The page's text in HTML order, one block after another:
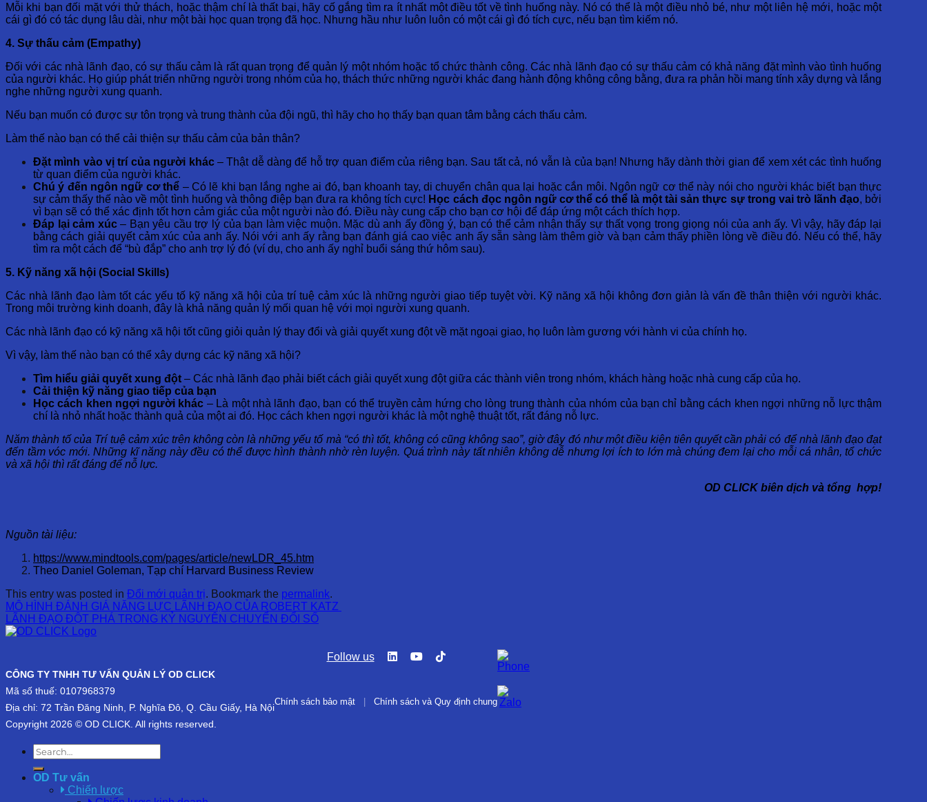
Mỗi khi bạn đối mặt với thử thách, hoặc thậm chí là thất bại, hãy cố gắng tìm ra ít nhất một điều tốt về tình huống này. Nó có thể là một điều nhỏ bé, như một liên hệ mới, hoặc một
cái gì đó có tác dụng lâu dài, như một bài học quan trọng đã học. Nhưng hầu như luôn luôn có một cái gì đó tích cực, nếu bạn tìm kiếm nó.
4. Sự thấu cảm (Empathy)
Đối với các nhà lãnh đạo, có sự thấu cảm là rất quan trọng để quản lý một nhóm hoặc tổ chức thành công. Các nhà lãnh đạo có sự thấu cảm có khả năng đặt mình vào tình huống
của người khác. Họ giúp phát triển những người trong nhóm của họ, thách thức những người khác đang hành động không công bằng, đưa ra phản hồi mang tính xây dựng và lắng
nghe những người xung quanh.
Nếu bạn muốn có được sự tôn trọng và trung thành của đội ngũ, thì hãy cho họ thấy bạn quan tâm bằng cách thấu cảm.
Làm thế nào bạn có thể cải thiện sự thấu cảm của bản thân?
Đặt mình vào vị trí của người khác – Thật dễ dàng để hỗ trợ quan điểm của riêng bạn. Sau tất cả, nó vẫn là của bạn! Nhưng hãy dành thời gian để xem xét các tình huống
từ quan điểm của người khác.
Chú ý đến ngôn ngữ cơ thể – Có lẽ khi bạn lắng nghe ai đó, bạn khoanh tay, di chuyển chân qua lại hoặc cắn môi. Ngôn ngữ cơ thể này nói cho người khác biết bạn thực
sự cảm thấy thế nào về một tình huống và thông điệp bạn đưa ra không tích cực! Học cách đọc ngôn ngữ cơ thể có thể là một tài sản thực sự trong vai trò lãnh đạo, bởi
vì bạn sẽ có thể xác định tốt hơn cảm giác của một người nào đó. Điều này cung cấp cho bạn cơ hội để đáp ứng một cách thích hợp.
Đáp lại cảm xúc– Bạn yêu cầu trợ lý của bạn làm việc muộn. Mặc dù anh ấy đồng ý, bạn có thể cảm nhận thấy sự thất vọng trong giọng nói của anh ấy. Vì vậy, hãy đáp lại
bằng cách giải quyết cảm xúc của anh ấy. Nói với anh ấy rằng bạn đánh giá cao việc anh ấy sẵn sàng làm thêm giờ và bạn cảm thấy phiền lòng về điều đó. Nếu có thể, hãy
tìm ra một cách để “bù đắp” cho anh trợ lý đó (ví dụ, cho anh ấy nghỉ buổi sáng thứ hôm sau).
5. Kỹ năng xã hội (Social Skills)
Các nhà lãnh đạo làm tốt các yếu tố kỹ năng xã hội của trí tuệ cảm xúc là những người giao tiếp tuyệt vời. Kỹ năng xã hội không đơn giản là vấn đề thân thiện với người khác.
Trong môi trường kinh doanh, đây là khả năng quản lý mối quan hệ với mọi người xung quanh.
Các nhà lãnh đạo có kỹ năng xã hội tốt cũng giỏi quản lý thay đổi và giải quyết xung đột về mặt ngoại giao, họ luôn làm gương với hành vi của chính họ.
Vì vậy, làm thế nào bạn có thể xây dựng các kỹ năng xã hội?
Tìm hiểu giải quyết xung đột – Các nhà lãnh đạo phải biết cách giải quyết xung đột giữa các thành viên trong nhóm, khách hàng hoặc nhà cung cấp của họ.
Cải thiện kỹ năng giao tiếp của bạn
Học cách khen ngợi người khác – Là một nhà lãnh đạo, bạn có thể truyền cảm hứng cho lòng trung thành của nhóm của bạn chỉ bằng cách khen ngợi những nỗ lực thậm
chí là nhỏ nhất hoặc thành quả của một ai đó. Học cách khen ngợi người khác là một nghệ thuật tốt, rất đáng nỗ lực.
Năm thành tố của Trí tuệ cảm xúc trên không còn là những yếu tố mà “có thì tốt, không có cũng không sao”, giờ đây đó như một điều kiện tiên quyết cần phải có để nhà lãnh đạo đạt
đến tầm vóc mới. Những kĩ năng này đều có thể được hình thành nhờ rèn luyện. Quá trình này tất nhiên không dễ nhưng lợi ích to lớn mà chúng đem lại cho mỗi cá nhân, tổ chức
và xã hội thì rất đáng để nỗ lực.
OD CLICK biên dịch và tổng hợp!
Nguồn tài liệu:
https://www.mindtools.com/pages/article/newLDR_45.htm
Theo Daniel Goleman, Tạp chí Harvard Business Review
This entry was posted in Đổi mới quản trị. Bookmark the permalink.
MÔ HÌNH ĐÁNH GIÁ NĂNG LỰC LÃNH ĐẠO CỦA ROBERT KATZ
LÃNH ĐẠO ĐỘT PHÁ TRONG KỶ NGUYÊN CHUYỂN ĐỔI SỐ
CÔNG TY TNHH TƯ VẤN QUẢN LÝ OD CLICK
Mã số thuế: 0107968379
Địa chỉ: 72 Trần Đăng Ninh, P. Nghĩa Đô, Q. Cầu Giấy, Hà Nội
Copyright 2026 © OD CLICK. All rights reserved.
Follow us
Chính sách bảo mật Chính sách và Quy định chung
OD Tư vấn
Chiến lược